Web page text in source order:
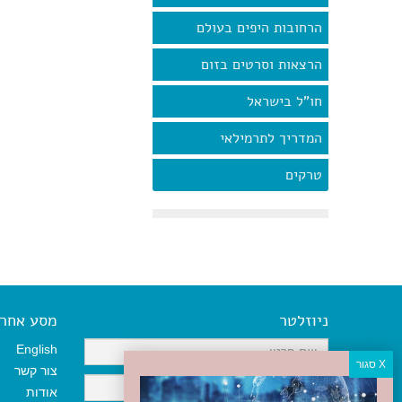
הרחובות היפים בעולם
הרצאות וסרטים בזום
חו"ל בישראל
המדריך לתרמילאי
טרקים
ניוזלטר מסע אחר
English
צור קשר
אודות